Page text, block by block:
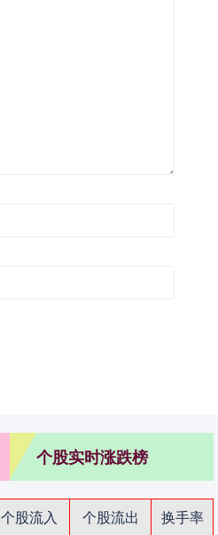
个股实时涨跌榜
个股流入 个股流出
换手率